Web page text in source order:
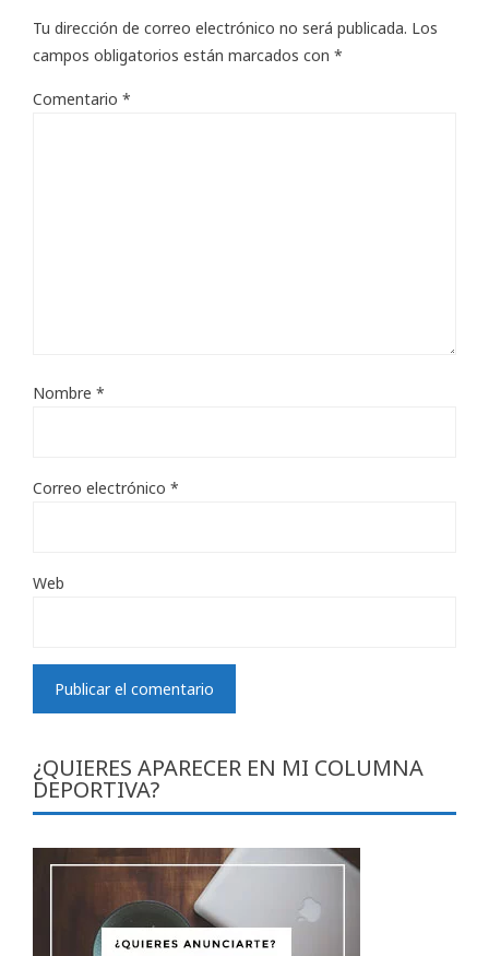
Tu dirección de correo electrónico no será publicada. Los
campos obligatorios están marcados con *
Comentario *
Nombre *
Correo electrónico *
Web
¿QUIERES APARECER EN MI COLUMNA
DEPORTIVA?